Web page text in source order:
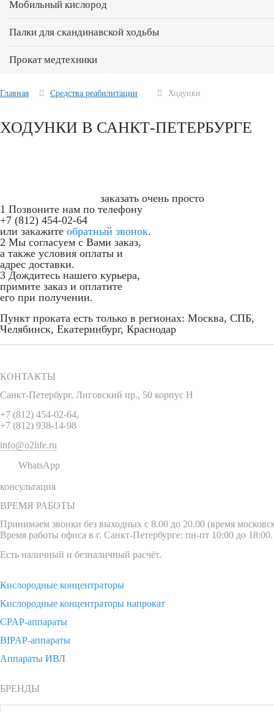
Мобильный кислород
Палки для скандинавской ходьбы
Прокат медтехники
Главная Средства реабилитации Ходунки
ХОДУНКИ В САНКТ-ПЕТЕРБУРГЕ
заказать очень просто
1 Позвоните нам по телефону
+7 (812) 454-02-64
или закажите обратный звонок.
2 Мы согласуем с Вами заказ,
а также условия оплаты и
адрес доставки.
3 Дождитесь нашего курьера,
примите заказ и оплатите
его при получении.
Пункт проката есть только в регионах: Москва, СПБ,
Челябинск, Екатеринбург, Краснодар
КОНТАКТЫ
Санкт-Петербург, Лиговский пр., 50 корпус Н
+7 (812) 454-02-64,
+7 (812) 938-14-98
info@o2life.ru
WhatsApp
консультация
ВРЕМЯ РАБОТЫ
Принимаем звонки без выходных с 8.00 до 20.00 (время
Время работы офиса в г. Санкт-Петербурге: пн-пт 10:00 до 18:00.
Есть наличный и безналичный расчёт.
Кислородные концентраторы
Кислородные концентраторы напрокат
CPAP-аппараты
BIPAP-аппараты
Аппараты ИВЛ
БРЕНДЫ